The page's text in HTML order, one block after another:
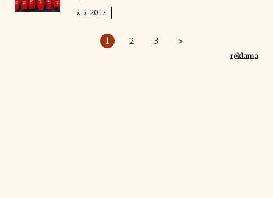
5. 5. 2017
1 2 3 >
reklama